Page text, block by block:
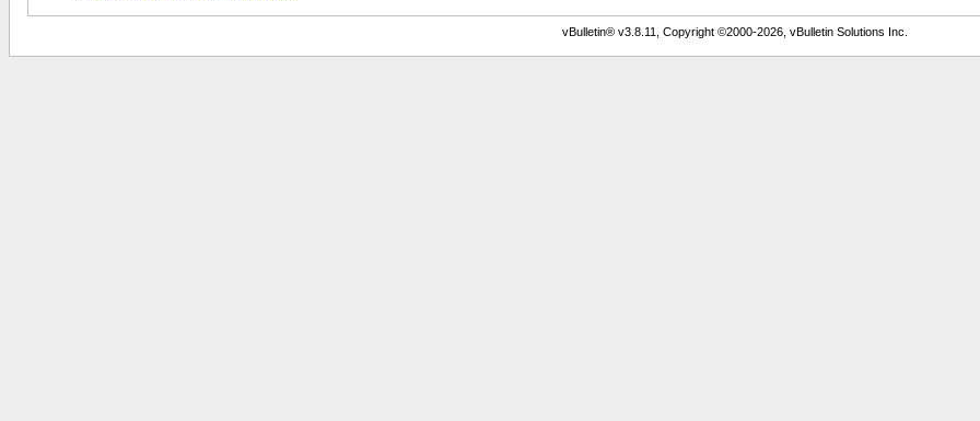
vBulletin® v3.8.11, Copyright ©2000-2026, vBulletin Solutions Inc.